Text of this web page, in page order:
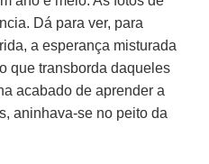
Dá para ver, para
a esperança misturada
que transborda daqueles
acabado de aprender a
aninhava-se no peito da